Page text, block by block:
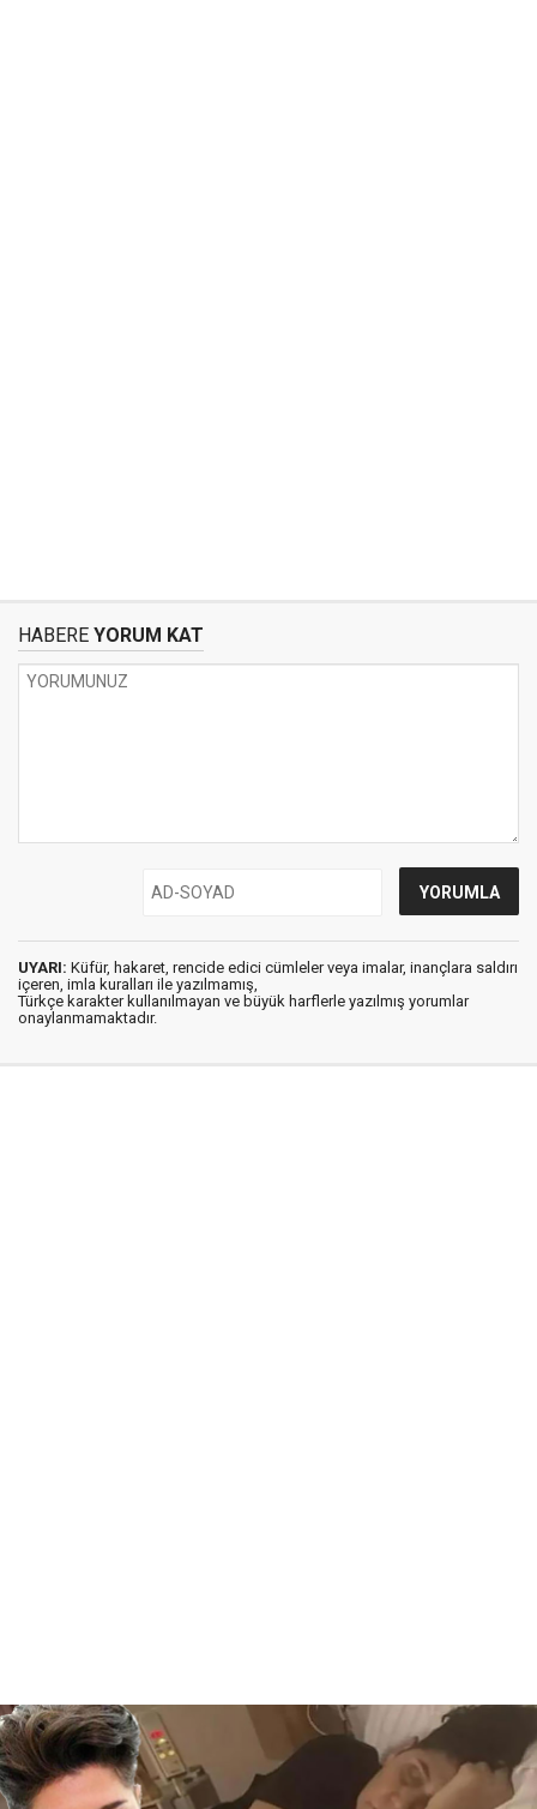
HABERE YORUM KAT
UYARI: Küfür, hakaret, rencide edici cümleler veya imalar, inançlara saldırı
içeren, imla kuralları ile yazılmamış,
Türkçe karakter kullanılmayan ve büyük harflerle yazılmış yorumlar
onaylanmamaktadır.